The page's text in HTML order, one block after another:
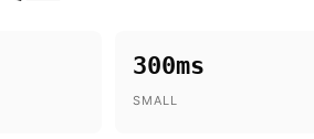
300ms
SMALL